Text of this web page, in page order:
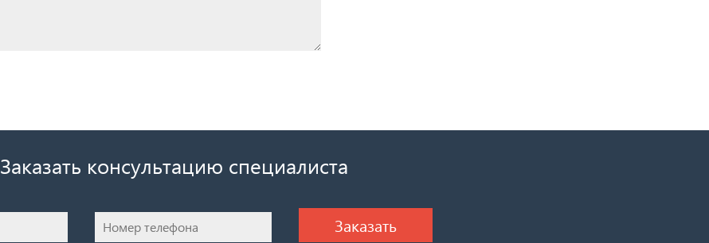
Заказать консультацию специалиста